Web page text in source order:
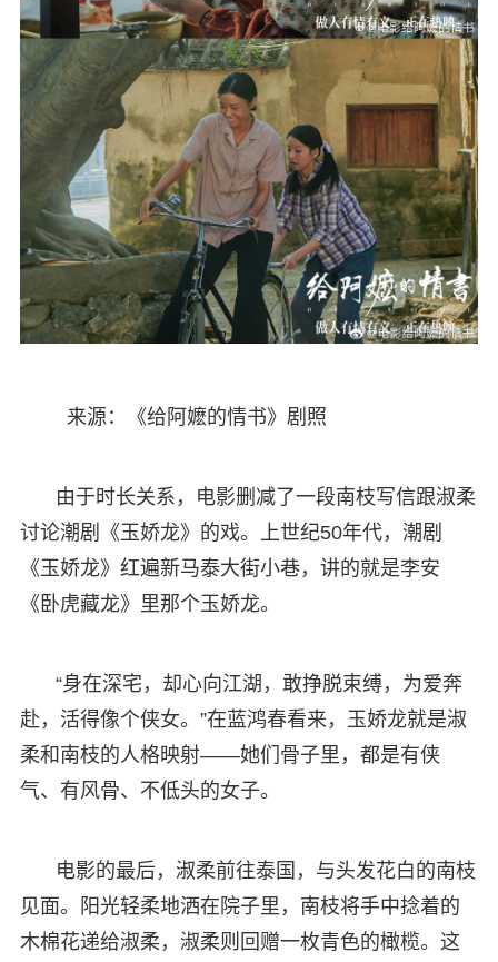
来源：《给阿嬷的情书》剧照
由于时长关系，电影删减了一段南枝写信跟淑柔
讨论潮剧《玉娇龙》的戏。上世纪50年代，潮剧
《玉娇龙》红遍新马泰大街小巷，讲的就是李安
《卧虎藏龙》里那个玉娇龙。
“身在深宅，却心向江湖，敢挣脱束缚，为爱奔
赴，活得像个侠女。”在蓝鸿春看来，玉娇龙就是淑
柔和南枝的人格映射——她们骨子里，都是有侠
气、有风骨、不低头的女子。
电影的最后，淑柔前往泰国，与头发花白的南枝
见面。阳光轻柔地洒在院子里，南枝将手中捻着的
木棉花递给淑柔，淑柔则回赠一枚青色的橄榄。这